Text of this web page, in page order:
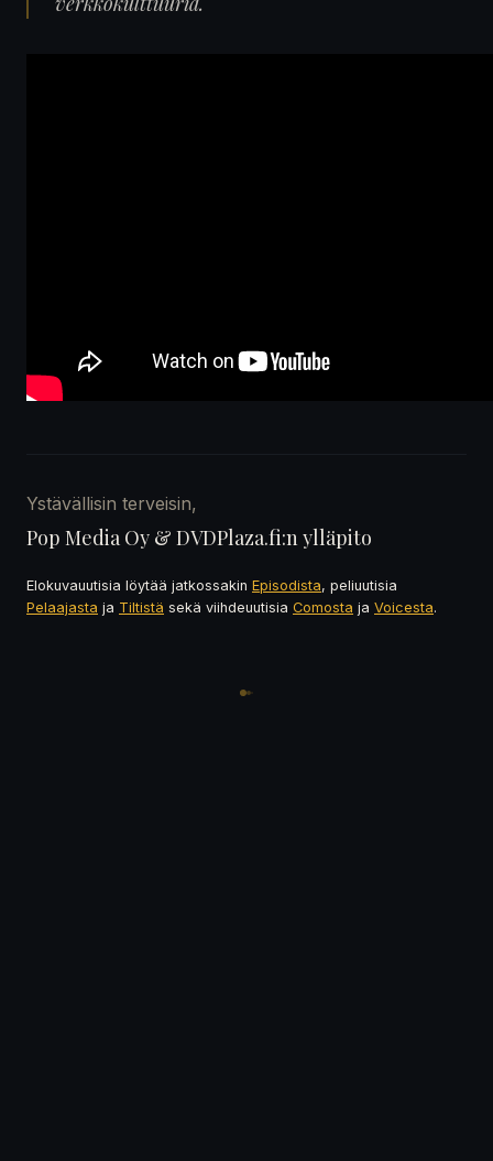
Ystävällisin terveisin,
Pop Media Oy & DVDPlaza.fi:n ylläpito
Elokuvauutisia löytää jatkossakin Episodista, peliuutisia
Pelaajasta ja Tiltistä sekä viihdeuutisia Comosta ja Voicesta.